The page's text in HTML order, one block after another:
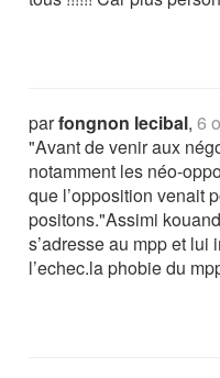
parfongnon lecibal,6
"Avant de venir aux
notamment les néo-
que l’opposition venait
positons."Assimi
s’adresse au mpp et
l’echec.la phobie du